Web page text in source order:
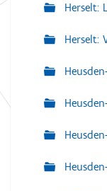
Herselt:
Herselt: